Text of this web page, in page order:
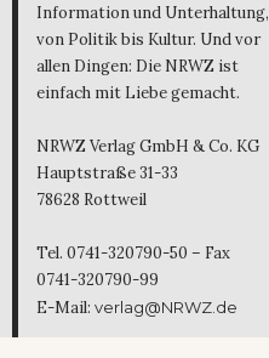
Information und Unterhaltung,
von Politik bis Kultur. Und vor
allen Dingen: Die NRWZ ist
einfach mit Liebe gemacht.
NRWZ Verlag GmbH & Co. KG
Hauptstraße 31-33
78628 Rottweil
Tel. 0741-320790-50 – Fax
0741-320790-99
E-Mail: verlag@NRWZ.de